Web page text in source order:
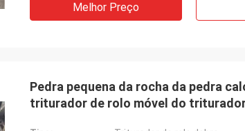
Melhor Preço
Pedra pequena da rocha da pedra
triturador de rolo móvel do